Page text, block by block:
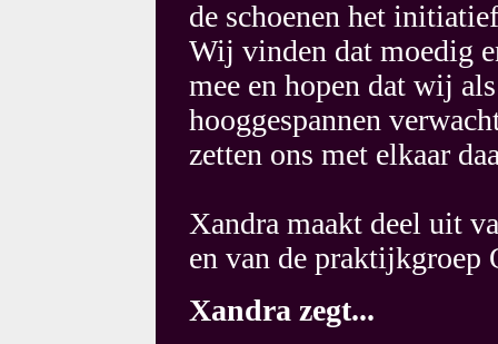
de schoenen het
Wij vinden dat moedig
mee en hopen dat wij
hooggespannen
zetten ons met elkaar
Xandra maakt deel uit
en van de praktijkgroep
Xandra zegt...